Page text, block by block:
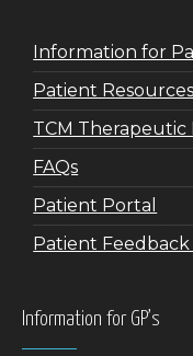
Information for
Patient Resources
TCM Therapeutic
FAQs
Patient Portal
Patient
Information for GP’s